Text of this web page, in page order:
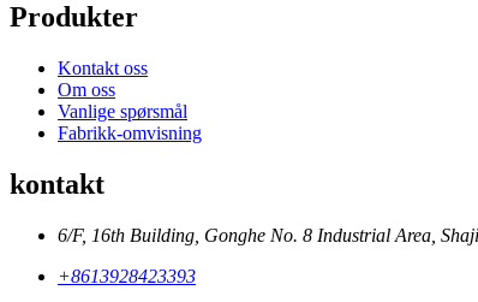
Produkter
Kontakt oss
Om oss
Vanlige spørsmål
Fabrikk-omvisning
kontakt
6/F, 16th Building, Gonghe No. 8 Industrial Area,
+8613928423393